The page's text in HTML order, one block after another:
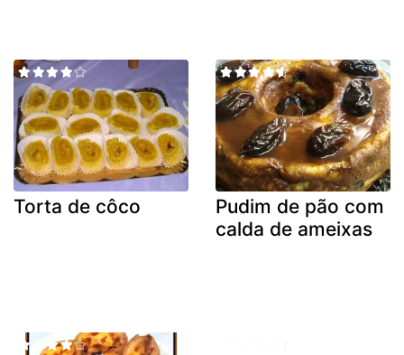
Torta de côco
Pudim de pão com
calda de ameixas